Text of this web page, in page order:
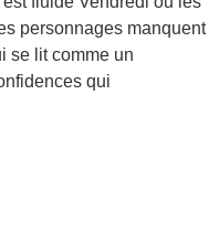
personnages manquent
se lit comme un
qui